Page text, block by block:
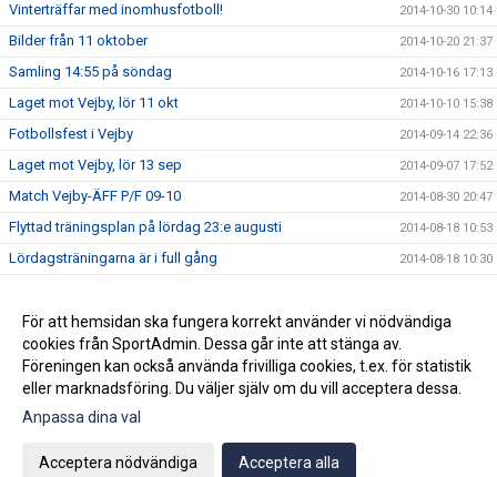
Vinterträffar med inomhusfotboll! 2014-10-30 10:14
Bilder från 11 oktober 2014-10-20 21:37
Samling 14:55 på söndag 2014-10-16 17:13
Laget mot Vejby, lör 11 okt 2014-10-10 15:38
Fotbollsfest i Vejby 2014-09-14 22:36
Laget mot Vejby, lör 13 sep 2014-09-07 17:52
Match Vejby-ÄFF P/F 09-10 2014-08-30 20:47
Flyttad träningsplan på lördag 23:e augusti 2014-08-18 10:53
Lördagsträningarna är i full gång 2014-08-18 10:30
Ändrad träningstid 2014-06-07 19:27
P/F09-10 spelar fotboll 2014-05-28 09:16
Gå till Webbversion
För att hemsidan ska fungera korrekt använder vi nödvändiga
cookies från SportAdmin. Dessa går inte att stänga av.
Föreningen kan också använda frivilliga cookies, t.ex. för statistik
eller marknadsföring. Du väljer själv om du vill acceptera dessa.
Anpassa dina val
Acceptera nödvändiga Acceptera alla